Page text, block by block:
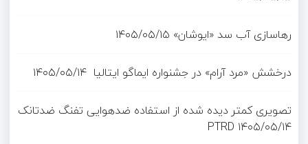
رهاسازی آب سد «ایوشان» ۱۴۰۵/۰۵/۱۵
درخشش «مرد آرام» در جشنواره ایماگو ایتالیا ۱۴۰۵/۰۵/۱۴
تصویری کمتر دیده شده از استفاده ضدهوایی تفنگ ضدتانک
PTRD ۱۴۰۵/۰۵/۱۴